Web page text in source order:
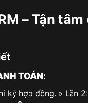
– Tận
TOÁN:
ký hợp đồng. » Lần